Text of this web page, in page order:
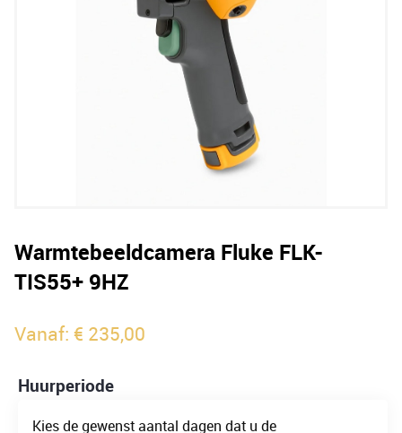
Warmtebeeldcamera Fluke FLK-
TIS55+ 9HZ
Vanaf: € 235,00
Huurperiode
Kies de gewenst aantal dagen dat u de